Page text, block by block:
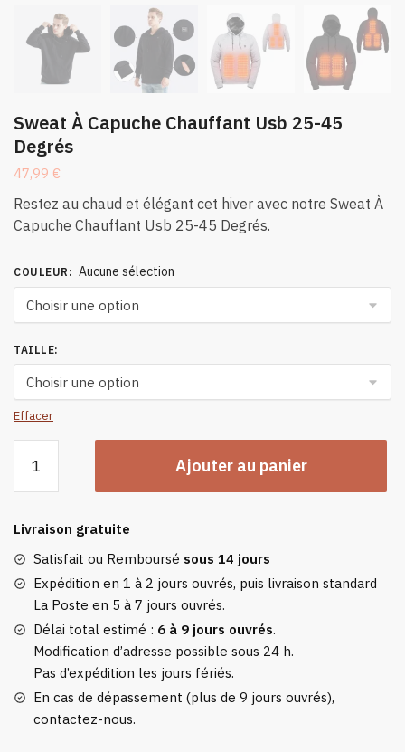
Sweat À Capuche Chauffant Usb 25-45
Degrés
47,99 €
Restez au chaud et élégant cet hiver avec notre Sweat À
Capuche Chauffant Usb 25-45 Degrés.
COULEUR : Aucune sélection
TAILLE:
Effacer
Sweat
Capuche
Chauffant
Usb
45
Degrés
Ajouter au panier
Livraison gratuite
Satisfait ou Remboursé sous 14 jours
Expédition en 1 à 2 jours ouvrés, puis livraison standard
La Poste en 5 à 7 jours ouvrés.
Délai total estimé : 6 à 9 jours ouvrés.
Modification d’adresse possible sous 24 h.
Pas d’expédition les jours fériés.
En cas de dépassement (plus de 9 jours ouvrés),
contactez-nous.